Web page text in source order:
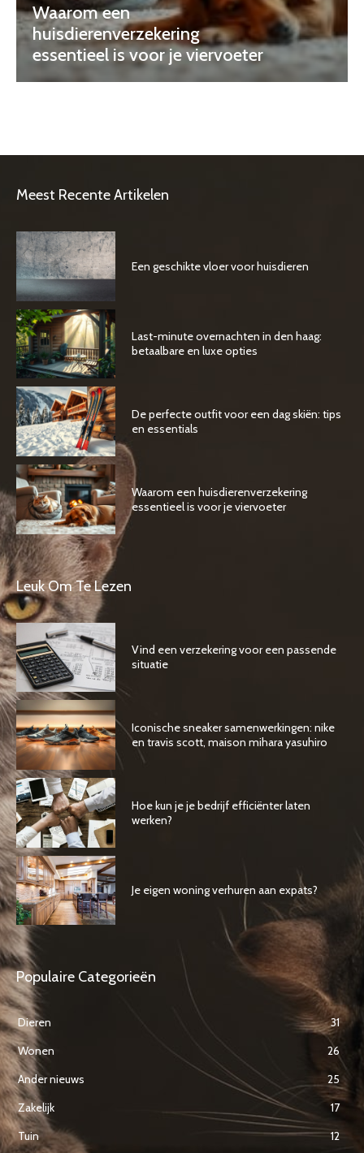
Waarom een
huisdierenverzekering
essentieel is voor je viervoeter
Meest Recente Artikelen
Een geschikte vloer voor huisdieren
Last-minute overnachten in den haag:
betaalbare en luxe opties
De perfecte outfit voor een dag skiën: tips
en essentials
Waarom een huisdierenverzekering
essentieel is voor je viervoeter
Leuk Om Te Lezen
Vind een verzekering voor een passende
situatie
Iconische sneaker samenwerkingen: nike
en travis scott, maison mihara yasuhiro
Hoe kun je je bedrijf efficiënter laten
werken?
Je eigen woning verhuren aan expats?
Populaire Categorieën
Dieren
31
Wonen
26
Ander nieuws
25
Zakelijk
17
Tuin
12